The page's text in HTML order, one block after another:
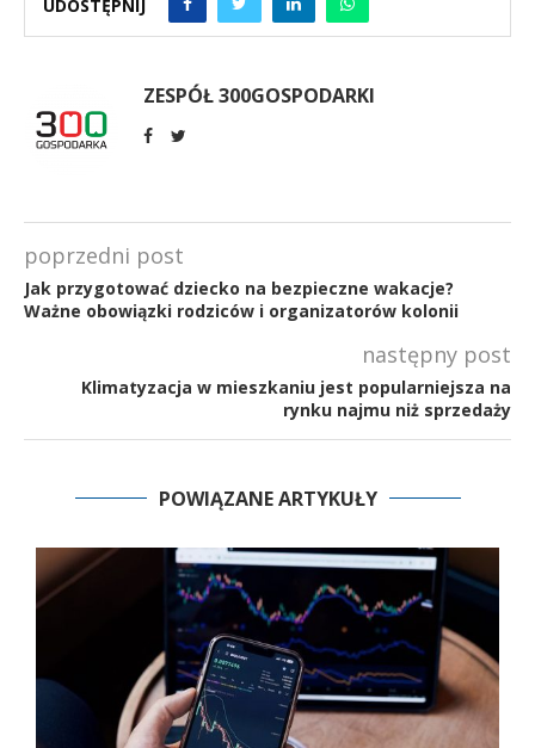
UDOSTĘPNIJ
ZESPÓŁ 300GOSPODARKI
poprzedni post
Jak przygotować dziecko na bezpieczne wakacje?
Ważne obowiązki rodziców i organizatorów kolonii
następny post
Klimatyzacja w mieszkaniu jest popularniejsza na
rynku najmu niż sprzedaży
POWIĄZANE ARTYKUŁY